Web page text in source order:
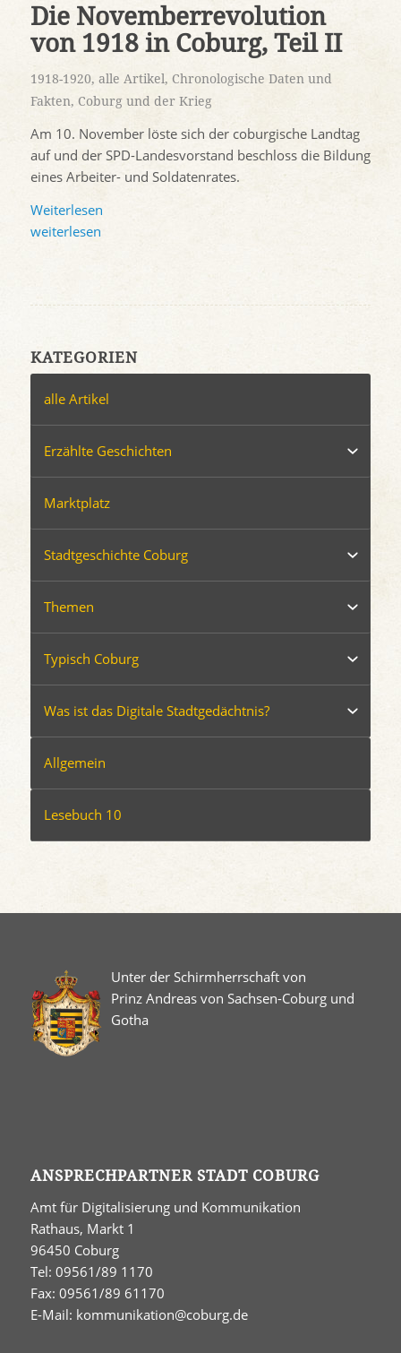
Die Novemberrevolution
von 1918 in Coburg, Teil II
1918-1920, alle Artikel, Chronologische Daten und
Fakten, Coburg und der Krieg
Am 10. November löste sich der coburgische Landtag
auf und der SPD-Landesvorstand beschloss die Bildung
eines Arbeiter- und Soldatenrates.
Weiterlesen
weiterlesen
KATEGORIEN
alle Artikel
Erzählte Geschichten
Marktplatz
Stadtgeschichte Coburg
Themen
Typisch Coburg
Was ist das Digitale Stadtgedächtnis?
Allgemein
Lesebuch 10
Unter der Schirmherrschaft von
Prinz Andreas von Sachsen-Coburg und
Gotha
ANSPRECHPARTNER STADT COBURG
Amt für Digitalisierung und Kommunikation
Rathaus, Markt 1
96450 Coburg
Tel: 09561/89 1170
Fax: 09561/89 61170
E-Mail: kommunikation@coburg.de